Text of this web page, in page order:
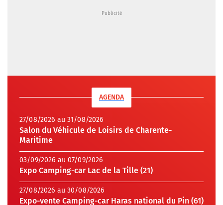
AGENDA
27/08/2026 au 31/08/2026
Salon du Véhicule de Loisirs de Charente-
Maritime
03/09/2026 au 07/09/2026
Expo Camping-car Lac de la Tille (21)
27/08/2026 au 30/08/2026
Expo-vente Camping-car Haras national du Pin (61)